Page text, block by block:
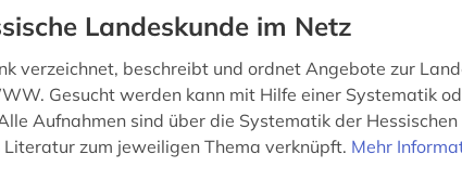
Landeskunde im Netz
verzeichnet, beschreibt und ordnet Angebote zur
Gesucht werden kann mit Hilfe einer Systematik
Aufnahmen sind über die Systematik der
zum jeweiligen Thema verknüpft. Mehr